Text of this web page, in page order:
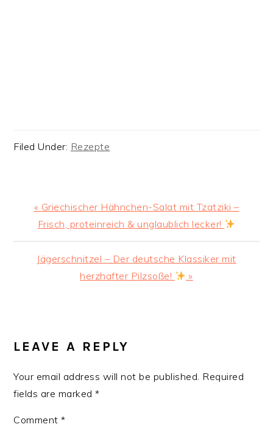
Filed Under: Rezepte
Previous
Post:
« Griechischer Hähnchen-Salat mit Tzatziki –
Frisch, proteinreich & unglaublich lecker!
Next
Jägerschnitzel – Der deutsche Klassiker mit
herzhafter Pilzsoße!
»
INTERACTIONS
LEAVE A REPLY
Your email address will not be published. Required
fields are marked*
Comment*